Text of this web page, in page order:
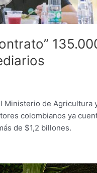
Ministerio de
colombianos ya
de $1,2 billones.